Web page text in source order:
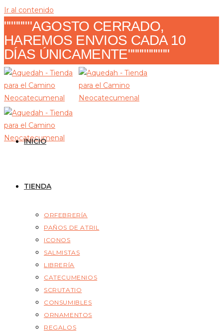
Ir al contenido
""""""AGOSTO CERRADO,
HAREMOS ENVIOS CADA 10
DÍAS ÚNICAMENTE"""""""""
INICIO
TIENDA
ORFEBRERÍA
PAÑOS DE ATRIL
ICONOS
SALMISTAS
LIBRERÍA
CATECUMENIOS
SCRUTATIO
CONSUMIBLES
ORNAMENTOS
REGALOS